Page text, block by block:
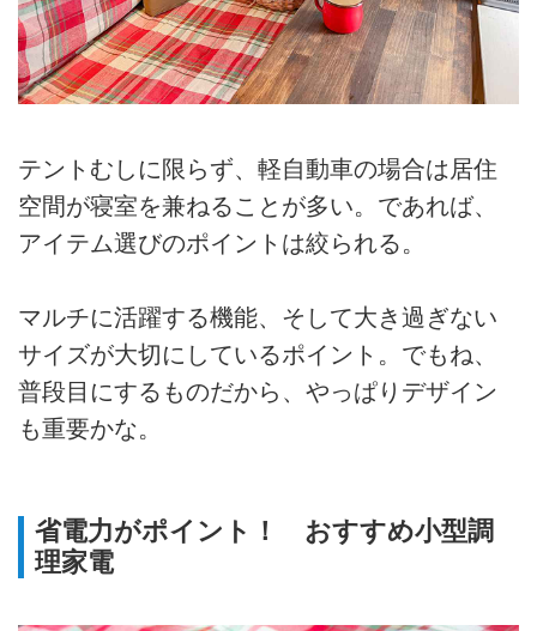
テントむしに限らず、軽自動車の場合は居住
空間が寝室を兼ねることが多い。であれば、
アイテム選びのポイントは絞られる。
マルチに活躍する機能、そして大き過ぎない
サイズが大切にしているポイント。でもね、
普段目にするものだから、やっぱりデザイン
も重要かな。
省電力がポイント！ おすすめ小型調
理家電